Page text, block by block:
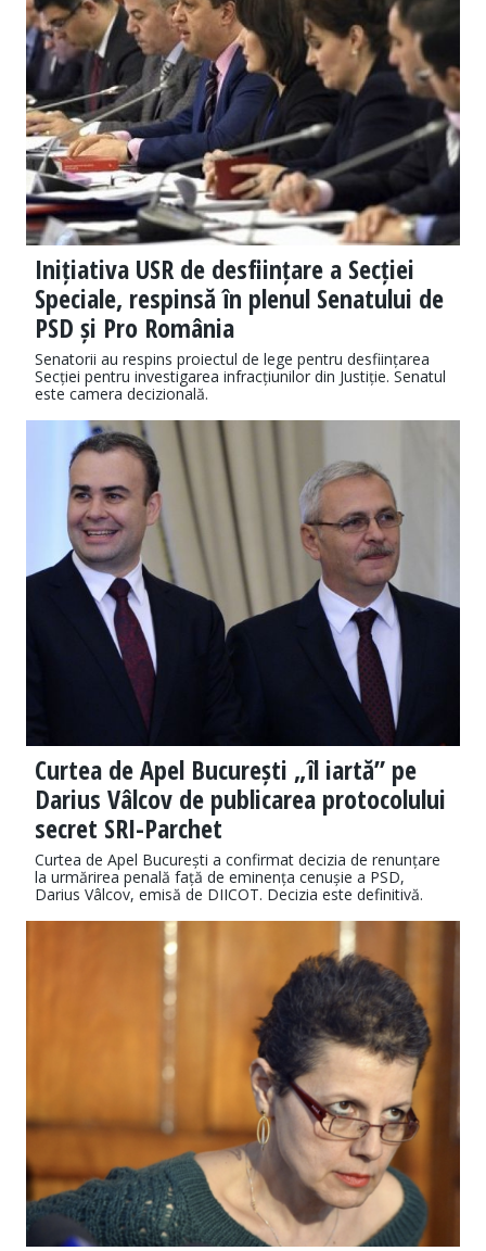
Inițiativa USR de desființare a Secției
Speciale, respinsă în plenul Senatului de
PSD și Pro România
Senatorii au respins proiectul de lege pentru desființarea
Secției pentru investigarea infracțiunilor din Justiție. Senatul
este camera decizională.
Curtea de Apel București „îl iartă” pe
Darius Vâlcov de publicarea protocolului
secret SRI-Parchet
Curtea de Apel București a confirmat decizia de renunțare
la urmărirea penală față de eminența cenușie a PSD,
Darius Vâlcov, emisă de DIICOT. Decizia este definitivă.